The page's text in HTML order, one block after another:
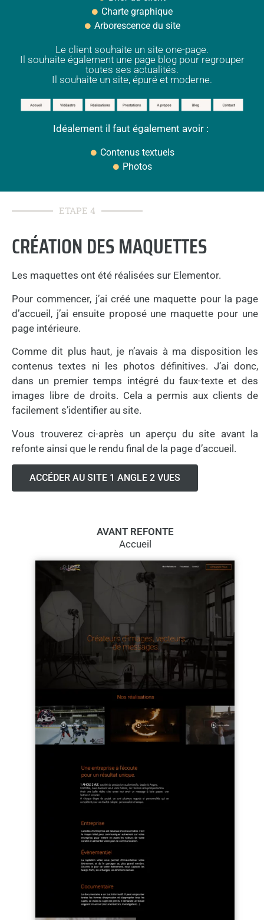
Charte graphique
Arborescence du site
Le client souhaite un site one-page.
Il souhaite également une page blog pour regrouper
toutes ses actualités.
Il souhaite un site, épuré et moderne.
Idéalement il faut également avoir :
Contenus textuels
Photos
ETAPE 4
CRÉATION DES MAQUETTES
Les maquettes ont été réalisées sur Elementor.
Pour commencer, j’ai créé une maquette pour la page
d’accueil, j’ai ensuite proposé une maquette pour une
page intérieure.
Comme dit plus haut, je n’avais à ma disposition les
contenus textes ni les photos définitives. J’ai donc,
dans un premier temps intégré du faux-texte et des
images libre de droits. Cela a permis aux clients de
facilement s’identifier au site.
Vous trouverez ci-après un aperçu du site avant la
refonte ainsi que le rendu final de la page d’accueil.
ACCÉDER AU SITE 1 ANGLE 2 VUES
AVANT REFONTE
Accueil